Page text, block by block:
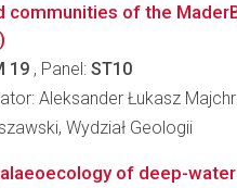
communities of the
19 , Panel: ST10
Aleksander Łukasz
Wydział Geologii
of deep-